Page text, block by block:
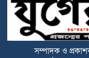
হবে
সম্পাদক ও